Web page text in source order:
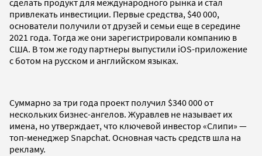
сделать продукт для международного рынка и стал
привлекать инвестиции. Первые средства, $40 000,
основатели получили от друзей и семьи еще в середине
2021 года. Тогда же они зарегистрировали компанию в
США. В том же году партнеры выпустили iOS-приложение
с ботом на русском и английском языках.
Суммарно за три года проект получил $340 000 от
нескольких бизнес-ангелов. Журавлев не называет их
имена, но утверждает, что ключевой инвестор «Слипи» —
топ-менеджер Snapchat. Основная часть средств шла на
рекламу.